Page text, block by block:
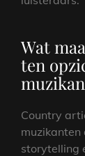
Wat
ten
Country
muzikanten
storytelling